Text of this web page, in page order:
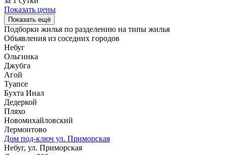
Показать цены
Показать ещё
Подборки жилья по разделению на типы жилья
Объявления из соседних городов
Небуг
Ольгинка
Джубга
Агой
Туапсе
Бухта Инал
Дедеркой
Пляхо
Новомихайловский
Лермонтово
Дом под-ключ ул. Приморская
Небуг, ул. Приморская